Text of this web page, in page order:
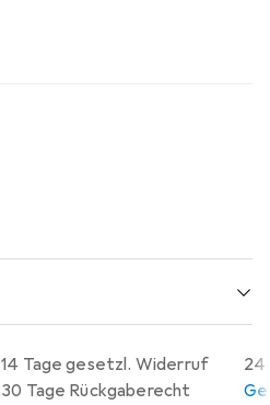
14 Tage gesetzl. Widerruf
30 Tage Rückgaberecht
24